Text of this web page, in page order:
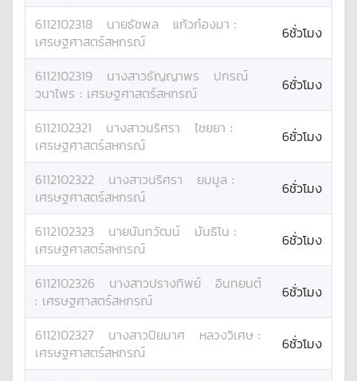
6112102318 นายธัชพล แก้วก๋องมา :
เศรษฐศาสตร์สหกรณ์
6ชั่วโมง
6112102319 นางสาวธัญญาพร
ปกรณ์
วนาไพร : เศรษฐศาสตร์สหกรณ์ 6ชั่วโมง
6112102321 นางสาวนริศรา ไชยยา :
เศรษฐศาสตร์สหกรณ์
6ชั่วโมง
6112102322 นางสาวนริศรา ยมมูล :
เศรษฐศาสตร์สหกรณ์
6ชั่วโมง
6112102323 นายนันทวัฒน์ มันธิโน :
เศรษฐศาสตร์สหกรณ์
6ชั่วโมง
6112102326 นางสาวปรางทิพย์
อินทยนต์
: เศรษฐศาสตร์สหกรณ์ 6ชั่วโมง
6112102327 นางสาวปิยมาศ หลวงวิเศษ :
เศรษฐศาสตร์สหกรณ์
6ชั่วโมง